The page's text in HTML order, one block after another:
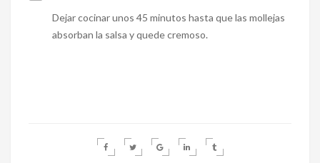
Dejar cocinar unos 45 minutos hasta que las mollejas
absorban la salsa y quede cremoso.